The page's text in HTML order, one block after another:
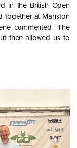
in the British Open
together at Manston
commented "The
then allowed us to